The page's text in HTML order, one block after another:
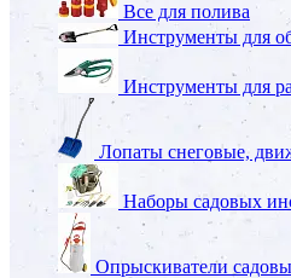
Все для полива
Инструменты для
Инструменты для
Лопаты снеговые,
Наборы садовых
Опрыскиватели